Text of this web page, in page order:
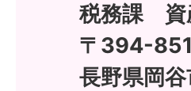
税務課 資
〒394-
長野県岡